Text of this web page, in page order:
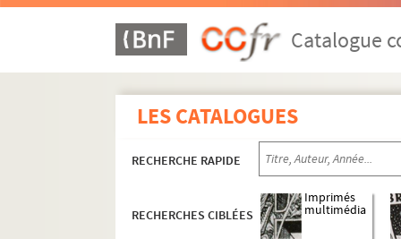
Catalogue
LES CATALOGUES
RECHERCHE RAPIDE
RECHERCHES CIBLÉES
Imprimés
multimédia